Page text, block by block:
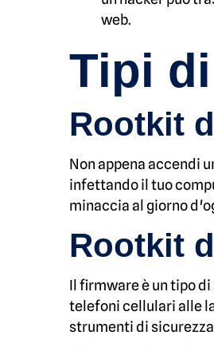
web.
Tipi
Rootkit
Non appena accendi
infettando il tuo
minaccia al giorno
Rootkit
Il firmware è un tipo
telefoni cellulari alle
strumenti di